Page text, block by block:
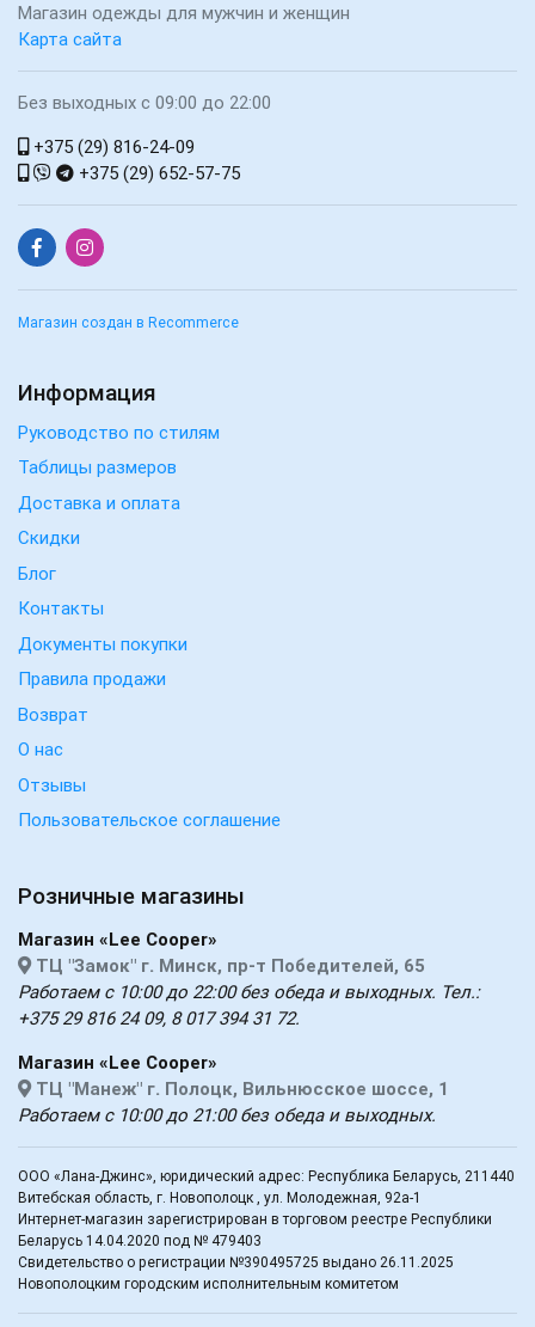
Магазин одежды для мужчин и женщин
Карта сайта
Без выходных с 09:00 до 22:00
+375 (29) 816-24-09
+375 (29) 652-57-75
Магазин создан в Recommerce
Информация
Руководство по стилям
Таблицы размеров
Доставка и оплата
Скидки
Блог
Контакты
Документы покупки
Правила продажи
Возврат
О нас
Отзывы
Пользовательское соглашение
Розничные магазины
Магазин «Lee Cooper»
ТЦ "Замок" г. Минск, пр-т Победителей, 65
Работаем с 10:00 до 22:00 без обеда и выходных. Тел.:
+375 29 816 24 09, 8 017 394 31 72.
Магазин «Lee Cooper»
ТЦ "Манеж" г. Полоцк, Вильнюсское шоссе, 1
Работаем с 10:00 до 21:00 без обеда и выходных.
ООО «Лана-Джинс», юридический адрес: Республика Беларусь, 211440
Витебская область, г. Новополоцк , ул. Молодежная, 92а-1
Интернет-магазин зарегистрирован в торговом реестре Республики
Беларусь 14.04.2020 под № 479403
Свидетельство о регистрации №390495725 выдано 26.11.2025
Новополоцким городским исполнительным комитетом